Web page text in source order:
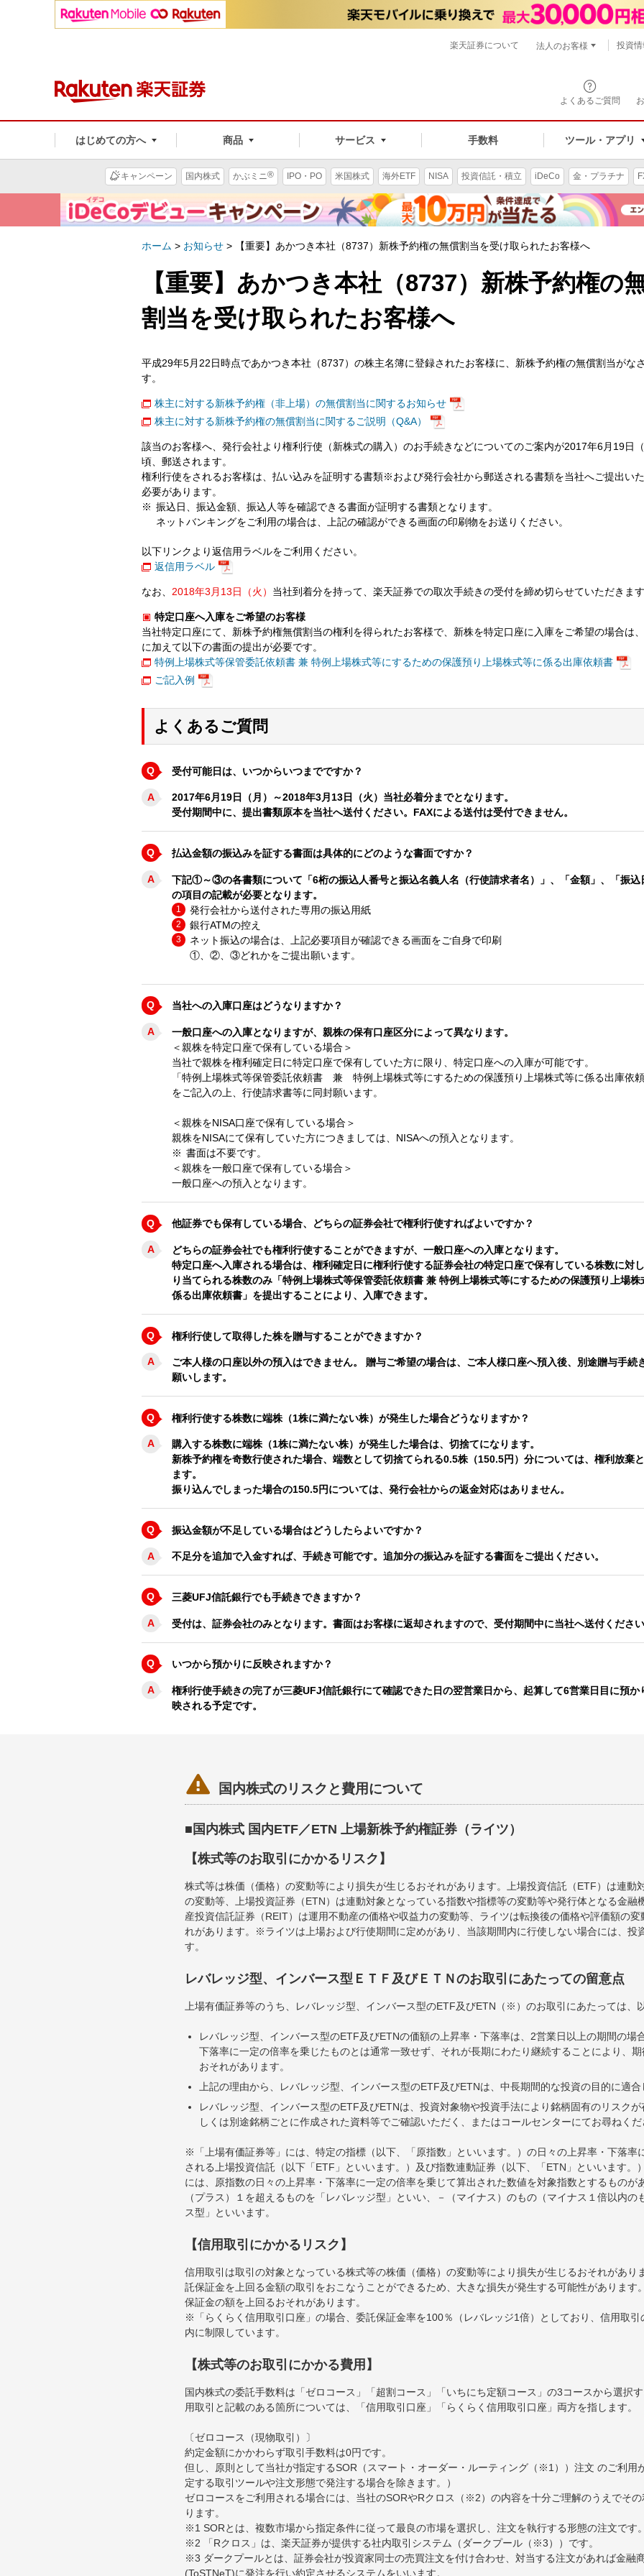
よくあるご質問
はじめての方へ 商品 サービス 手数料 ツール・アプリ
楽天証券について 法人のお客様 投資
キャンペーン 国内株式 かぶミニ® IPO・PO 米国株式 海外ETF NISA 投資信託・積立 iDeCo 金・プラチナ
ホーム > お知らせ > 【重要】あかつき本社（8737）新株予約権の無償割当を受け取られたお客様へ
【重要】あかつき本社（8737）新株予約権の
割当を受け取られたお客様へ
平成29年5月22日時点であかつき本社（8737）の株主名簿に登録されたお客様に、新株予約権の無償割当がな
す。
株主に対する新株予約権（非上場）の無償割当に関するお知らせ
株主に対する新株予約権の無償割当に関するご説明（Q&A）
該当のお客様へ、発行会社より権利行使（新株式の購入）のお手続きなどについてのご案内が2017年6月19日（
頃、郵送されます。
権利行使をされるお客様は、払い込みを証明する書類※および発行会社から郵送される書類を当社へご提出いた
必要があります。
※ 振込日、振込金額、振込人等を確認できる書面が証明する書類となります。
ネットバンキングをご利用の場合は、上記の確認ができる画面の印刷物をお送りください。
以下リンクより返信用ラベルをご利用ください。
返信用ラベル
なお、 2018年3月13日（火） 当社到着分を持って、楽天証券での取次手続きの受付を締め切らせていただきます
特定口座へ入庫をご希望のお客様
当社特定口座にて、新株予約権無償割当の権利を得られたお客様で、新株を特定口座に入庫をご希望の場合は
に加えて以下の書面の提出が必要です。
特例上場株式等保管委託依頼書 兼 特例上場株式等にするための保護預り上場株式等に係る出庫依頼書
ご記入例
よくあるご質問
Q 受付可能日は、いつからいつまでですか？
A
2017年6月19日（月）～2018年3月13日（火）当社必着分までとなります。
受付期間中に、提出書類原本を当社へ送付ください。FAXによる送付は受付できません。
Q 払込金額の振込みを証する書面は具体的にどのような書面ですか？
A
下記①～③の各書類について「6桁の振込人番号と振込名義人名（行使請求者名）」、「金額」、「振込
の項目の記載が必要となります。
1 発行会社から送付された専用の振込用紙
2 銀行ATMの控え
3
ネット振込の場合は、上記必要項目が確認できる画面をご自身で印刷
①、②、③どれかをご提出願います。
Q 当社への入庫口座はどうなりますか？
A
一般口座への入庫となりますが、親株の保有口座区分によって異なります。
＜親株を特定口座で保有している場合＞
当社で親株を権利確定日に特定口座で保有していた方に限り、特定口座への入庫が可能です。
「特例上場株式等保管委託依頼書 兼 特例上場株式等にするための保護預り上場株式等に係る出庫依頼
をご記入の上、行使請求書等に同封願います。
＜親株をNISA口座で保有している場合＞
親株をNISAにて保有していた方につきましては、NISAへの預入となります。
※ 書面は不要です。
＜親株を一般口座で保有している場合＞
一般口座への預入となります。
Q 他証券でも保有している場合、どちらの証券会社で権利行使すればよいですか？
A
どちらの証券会社でも権利行使することができますが、一般口座への入庫となります。
特定口座へ入庫される場合は、権利確定日に権利行使する証券会社の特定口座で保有している株数に対
り当てられる株数のみ「特例上場株式等保管委託依頼書 兼 特例上場株式等にするための保護預り上場株
係る出庫依頼書」を提出することにより、入庫できます。
Q 権利行使して取得した株を贈与することができますか？
A
ご本人様の口座以外の預入はできません。 贈与ご希望の場合は、ご本人様口座へ預入後、別途贈与手続
願いします。
Q 権利行使する株数に端株（1株に満たない株）が発生した場合どうなりますか？
A
購入する株数に端株（1株に満たない株）が発生した場合は、切捨てになります。
新株予約権を奇数行使された場合、端数として切捨てられる0.5株（150.5円）分については、権利放棄
ます。
振り込んでしまった場合の150.5円については、発行会社からの返金対応はありません。
Q 振込金額が不足している場合はどうしたらよいですか？
A 不足分を追加で入金すれば、手続き可能です。追加分の振込みを証する書面をご提出ください。
Q 三菱UFJ信託銀行でも手続きできますか？
A 受付は、証券会社のみとなります。書面はお客様に返却されますので、受付期間中に当社へ送付ください
Q いつから預かりに反映されますか？
A
権利行使手続きの完了が三菱UFJ信託銀行にて確認できた日の翌営業日から、起算して6営業日目に預か
映される予定です。
 国内株式のリスクと費用について
■国内株式 国内ETF／ETN 上場新株予約権証券（ライツ）
【株式等のお取引にかかるリスク】
株式等は株価（価格）の変動等により損失が生じるおそれがあります。上場投資信託（ETF）は連動
の変動等、上場投資証券（ETN）は連動対象となっている指数や指標等の変動等や発行体となる金融
産投資信託証券（REIT）は運用不動産の価格や収益力の変動等、ライツは転換後の価格や評価額の
れがあります。※ライツは上場および行使期間に定めがあり、当該期間内に行使しない場合には、投
す。
レバレッジ型、インバース型ＥＴＦ及びＥＴＮのお取引にあたっての留意点
上場有価証券等のうち、レバレッジ型、インバース型のETF及びETN（※）のお取引にあたっては、
レバレッジ型、インバース型のETF及びETNの価額の上昇率・下落率は、2営業日以上の期間の場
下落率に一定の倍率を乗じたものとは通常一致せず、それが長期にわたり継続することにより、
おそれがあります。
上記の理由から、レバレッジ型、インバース型のETF及びETNは、中長期間的な投資の目的に適合
レバレッジ型、インバース型のETF及びETNは、投資対象物や投資手法により銘柄固有のリスク
しくは別途銘柄ごとに作成された資料等でご確認いただく、またはコールセンターにてお尋ねくだ
※「上場有価証券等」には、特定の指標（以下、「原指数」といいます。）の日々の上昇率・下落率
される上場投資信託（以下「ETF」といいます。）及び指数連動証券（以下、「ETN」といいます。
には、原指数の日々の上昇率・下落率に一定の倍率を乗じて算出された数値を対象指数とするものが
（プラス）１を超えるものを「レバレッジ型」といい、－（マイナス）のもの（マイナス１倍以内の
ス型」といいます。
【信用取引にかかるリスク】
信用取引は取引の対象となっている株式等の株価（価格）の変動等により損失が生じるおそれがあり
託保証金を上回る金額の取引をおこなうことができるため、大きな損失が発生する可能性があります
保証金の額を上回るおそれがあります。
※「らくらく信用取引口座」の場合、委託保証金率を100％（レバレッジ1倍）としており、信用取引
内に制限しています。
【株式等のお取引にかかる費用】
国内株式の委託手数料は「ゼロコース」「超割コース」「いちにち定額コース」の3コースから選択
用取引と記載のある箇所については、「信用取引口座」「らくらく信用取引口座」両方を指します。
〔ゼロコース（現物取引）〕
約定金額にかかわらず取引手数料は0円です。
但し、原則として当社が指定するSOR（スマート・オーダー・ルーティング（※1））注文 のご利用
定する取引ツールや注文形態で発注する場合を除きます。）
ゼロコースをご利用される場合には、当社のSORやRクロス（※2）の内容を十分ご理解のうえでそ
ります。
※1 SORとは、複数市場から指定条件に従って最良の市場を選択し、注文を執行する形態の注文です。
※2 「Rクロス」は、楽天証券が提供する社内取引システム（ダークプール（※3））です。
※3 ダークプールとは、証券会社が投資家同士の売買注文を付け合わせ、対当する注文があれば金融
(ToSTNeT)に発注を行い約定させるシステムをいいます。